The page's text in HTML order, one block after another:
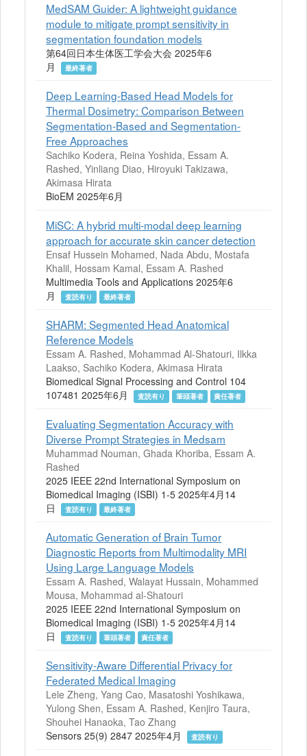
MedSAM Guider: A lightweight guidance
module to mitigate prompt sensitivity in
segmentation foundation models
第64回日本生体医工学会大会 2025年6
月
最終著者
Deep Learning-Based Head Models for
Thermal Dosimetry: Comparison Between
Segmentation-Based and Segmentation-
Free Approaches
Sachiko Kodera, Reina Yoshida, Essam A.
Rashed, Yinliang Diao, Hiroyuki Takizawa,
Akimasa Hirata
BioEM 2025年6月
MiSC: A hybrid multi-modal deep learning
approach for accurate skin cancer detection
Ensaf Hussein Mohamed, Nada Abdu, Mostafa
Khalil, Hossam Kamal, Essam A. Rashed
Multimedia Tools and Applications 2025年6
月
査読有り 最終著者
SHARM: Segmented Head Anatomical
Reference Models
Essam A. Rashed, Mohammad Al-Shatouri, Ilkka
Laakso, Sachiko Kodera, Akimasa Hirata
Biomedical Signal Processing and Control 104
107481 2025年6月
査読有り 筆頭著者 責任著者
Evaluating Segmentation Accuracy with
Diverse Prompt Strategies in Medsam
Muhammad Nouman, Ghada Khoriba, Essam A.
Rashed
2025 IEEE 22nd International Symposium on
Biomedical Imaging (ISBI) 1-5 2025年4月14
日
査読有り 最終著者
Automatic Generation of Brain Tumor
Diagnostic Reports from Multimodality MRI
Using Large Language Models
Essam A. Rashed, Walayat Hussain, Mohammed
Mousa, Mohammad al-Shatouri
2025 IEEE 22nd International Symposium on
Biomedical Imaging (ISBI) 1-5 2025年4月14
日
査読有り 筆頭著者 責任著者
Sensitivity-Aware Differential Privacy for
Federated Medical Imaging
Lele Zheng, Yang Cao, Masatoshi Yoshikawa,
Yulong Shen, Essam A. Rashed, Kenjiro Taura,
Shouhei Hanaoka, Tao Zhang
Sensors 25(9) 2847 2025年4月
査読有り